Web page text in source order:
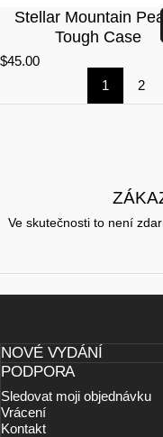
Stellar Mountain
Tough Case
$45.00
1
2
Ve skutečnosti to není
NOVÉ VYDÁNÍ
PODPORA
Sledovat moji objednávku
Vrácení
Kontakt